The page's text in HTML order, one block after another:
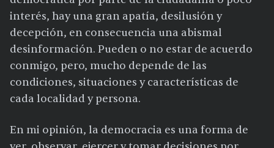
interés, hay una gran apatía, desilusión y
decepción, en consecuencia una abismal
desinformación. Pueden o no estar de acuerdo
conmigo, pero, mucho depende de las
condiciones, situaciones y características de
cada localidad y persona.
En mi opinión, la democracia es una forma de